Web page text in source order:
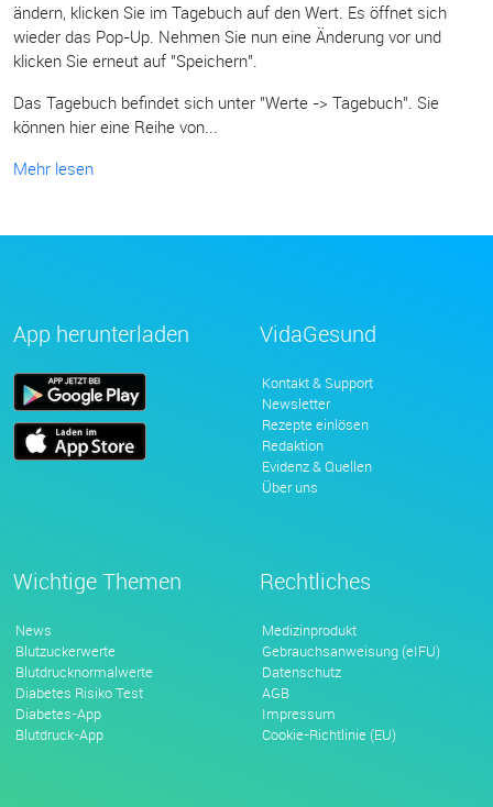
ändern, klicken Sie im Tagebuch auf den Wert. Es öffnet sich
wieder das Pop-Up. Nehmen Sie nun eine Änderung vor und
klicken Sie erneut auf "Speichern".
Das Tagebuch befindet sich unter "Werte -> Tagebuch". Sie
können hier eine Reihe von...
Mehr lesen
App herunterladen VidaGesund
Kontakt & Support
Newsletter
Rezepte einlösen
Redaktion
Evidenz & Quellen
Über uns
Wichtige Themen
News
Blutzuckerwerte
Blutdrucknormalwerte
Diabetes Risiko Test
Diabetes-App
Blutdruck-App
Rechtliches
Medizinprodukt
Gebrauchsanweisung (eIFU)
Datenschutz
AGB
Impressum
Cookie-Richtlinie (EU)